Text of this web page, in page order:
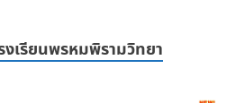
งเรียนพรหมพิรามวิทยา